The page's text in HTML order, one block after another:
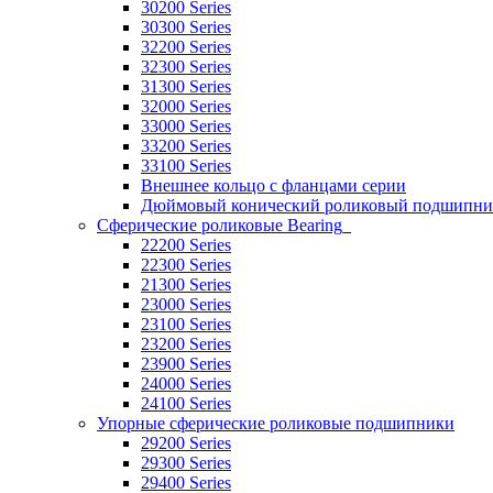
30200 Series
30300 Series
32200 Series
32300 Series
31300 Series
32000 Series
33000 Series
33200 Series
33100 Series
Внешнее кольцо с фланцами серии
Дюймовый конический роликовый
Сферические роликовые Bearing_
22200 Series
22300 Series
21300 Series
23000 Series
23100 Series
23200 Series
23900 Series
24000 Series
24100 Series
Упорные сферические роликовые подшипники
29200 Series
29300 Series
29400 Series